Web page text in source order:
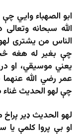
ابو الصهباء وايي
الله سبحانه
الناس من یشتری
چې بغیر له هغه
یعني موسیقي، او
عمر رضي الله
چې لهو الحدیث غناء
لهو الحدیث ډیر
او بې پروا کلمې